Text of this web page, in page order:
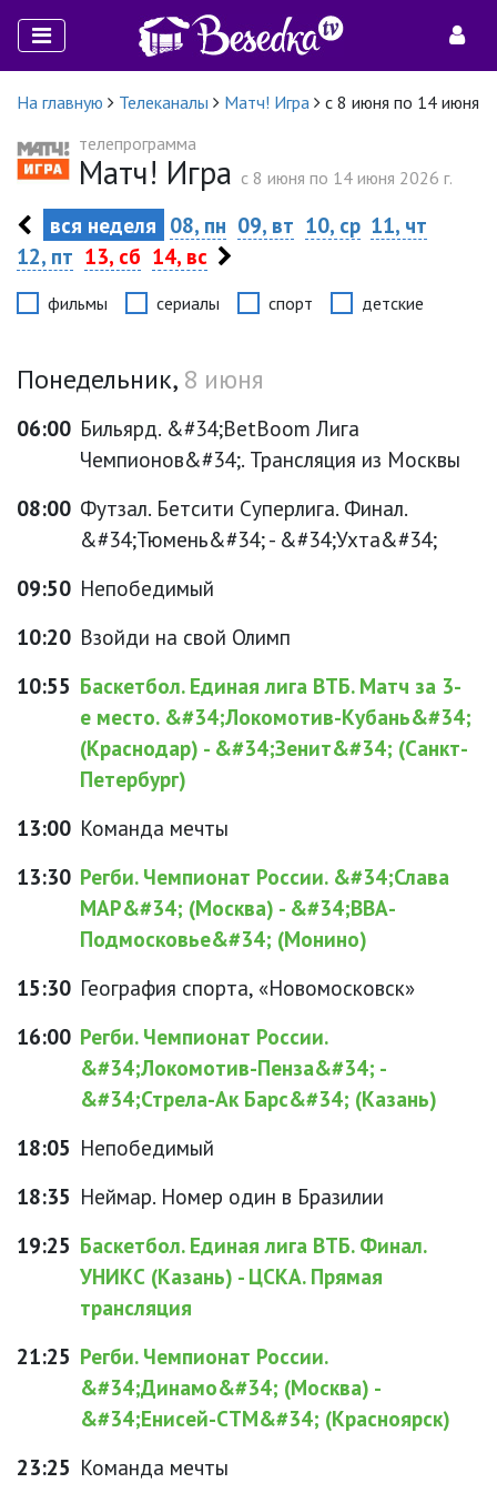
На главную Телеканалы Матч! Игра
с 8 июня по 14 июня
телепрограмма
Матч! Игра c 8 июня по 14 июня 2026 г.
вся неделя 08, пн 09, вт 10, ср 11, чт
12, пт 13, сб 14, вс
фильмы сериалы спорт детские
Понедельник, 8 июня
06:00 Бильярд. &#34;BetBoom Лига
Чемпионов&#34;. Трансляция из Москвы
08:00 Футзал. Бетсити Суперлига. Финал.
&#34;Тюмень&#34; - &#34;Ухта&#34;
09:50 Непобедимый
10:20 Взойди на свой Олимп
10:55 Баскетбол. Единая лига ВТБ. Матч за 3-
е место. &#34;Локомотив-Кубань&#34;
(Краснодар) - &#34;Зенит&#34; (Санкт-
Петербург)
13:00 Команда мечты
13:30 Регби. Чемпионат России. &#34;Слава
МАР&#34; (Москва) - &#34;ВВА-
Подмосковье&#34; (Монино)
15:30 География спорта, «Новомосковск»
16:00 Регби. Чемпионат России.
&#34;Локомотив-Пенза&#34; -
&#34;Стрела-Ак Барс&#34; (Казань)
18:05 Непобедимый
18:35 Неймар. Номер один в Бразилии
19:25 Баскетбол. Единая лига ВТБ. Финал.
УНИКС (Казань) - ЦСКА. Прямая
трансляция
21:25 Регби. Чемпионат России.
&#34;Динамо&#34; (Москва) -
&#34;Енисей-СТМ&#34; (Красноярск)
23:25 Команда мечты